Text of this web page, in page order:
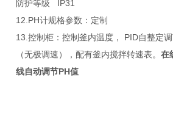
防护等级 IP31
12.PH计规格参数：定制
13.控制柜：控制釜内温度， PID自整定
（无极调速），配有釜内搅拌转速表。在
线自动调节PH值